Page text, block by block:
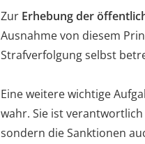
Zur Erhebung der
Ausnahme von diesem
Strafverfolgung selbst
Eine weitere wichtige
wahr. Sie ist
sondern die Sanktionen